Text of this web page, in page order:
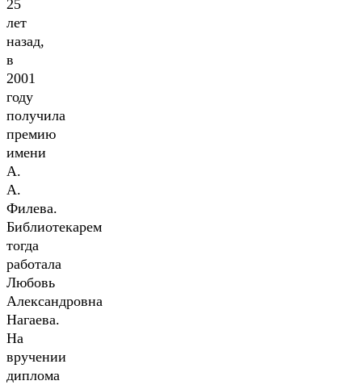
25
лет
назад,
в
2001
году
получила
премию
имени
А.
А.
Филева.
Библиотекарем
тогда
работала
Любовь
Александровна
Нагаева.
На
вручении
диплома